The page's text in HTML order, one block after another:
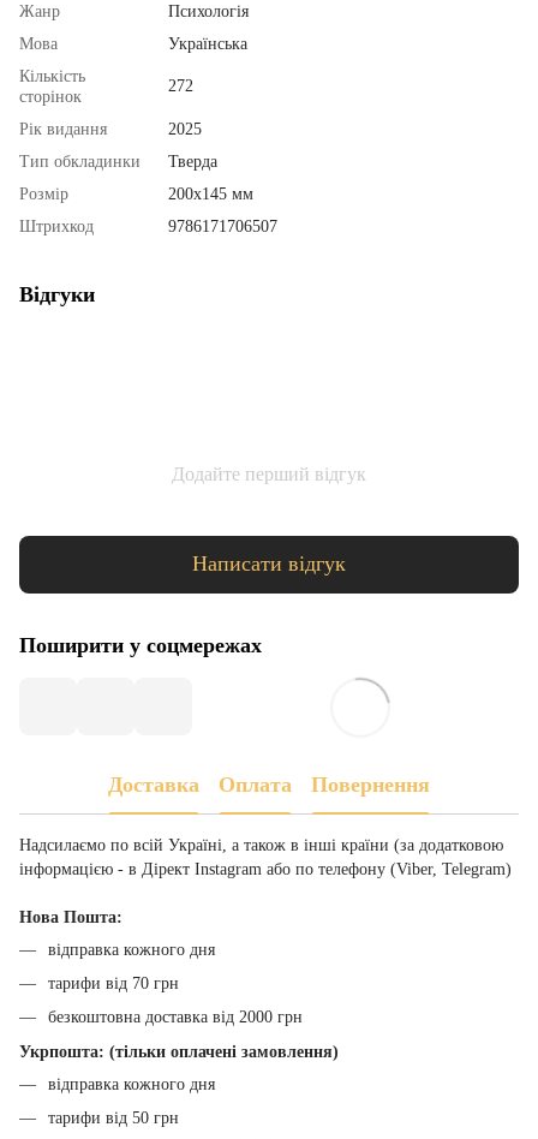
Жанр
Психологія
Мова
Українська
Кількість
сторінок
272
Рік видання
2025
Тип обкладинки
Тверда
Розмір
200х145 мм
Штрихкод
9786171706507
Відгуки
Додайте перший відгук
Написати відгук
Поширити у соцмережах
Доставка Оплата Повернення
Надсилаємо по всій Україні, а також в інші країни (за додатковою
інформацією - в Дірект Instagram або по телефону (Viber, Telegram)
Нова Пошта:
відправка кожного дня
тарифи від 70 грн
безкоштовна доставка від 2000 грн
Укрпошта: (тільки оплачені замовлення)
відправка кожного дня
тарифи від 50 грн